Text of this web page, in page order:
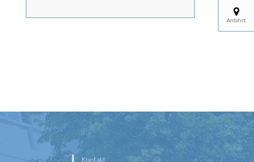
Anfahrt
Kontakt